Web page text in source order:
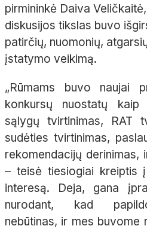
pirmininkė Daiva
diskusijos tikslas buvo
patirčių, nuomonių,
įstatymo veikimą.
„Rūmams buvo naujai
konkursų nuostatų
sąlygų tvirtinimas, RAT
sudėties tvirtinimas,
rekomendacijų derinimas,
– teisė tiesiogiai kreiptis
interesą. Deja, gana
nurodant, kad
nebūtinas, ir mes buvome